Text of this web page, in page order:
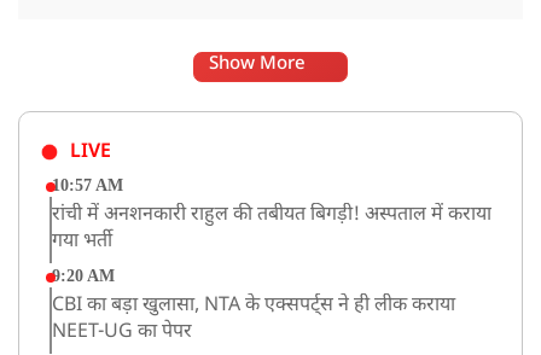
Show More
LIVE
10:57 AM
रांची में अनशनकारी राहुल की तबीयत बिगड़ी! अस्पताल में कराया
गया भर्ती
9:20 AM
CBI का बड़ा खुलासा, NTA के एक्सपर्ट्स ने ही लीक कराया
NEET-UG का पेपर